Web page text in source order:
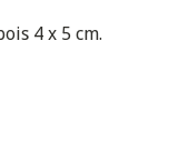
4 x 5 cm.